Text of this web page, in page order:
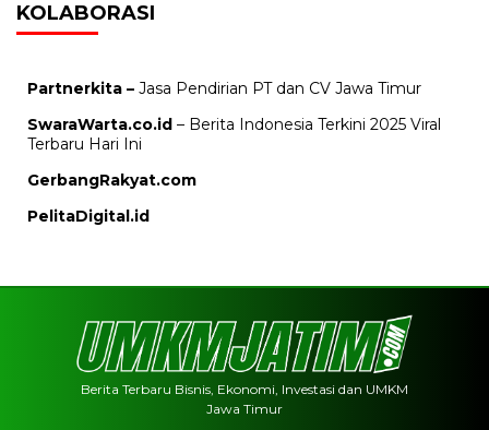
KOLABORASI
Partnerkita – Jasa Pendirian PT dan CV Jawa Timur
SwaraWarta.co.id – Berita Indonesia Terkini 2025 Viral
Terbaru Hari Ini
GerbangRakyat.com
PelitaDigital.id
Berita Terbaru Bisnis, Ekonomi, Investasi dan UMKM
Jawa Timur